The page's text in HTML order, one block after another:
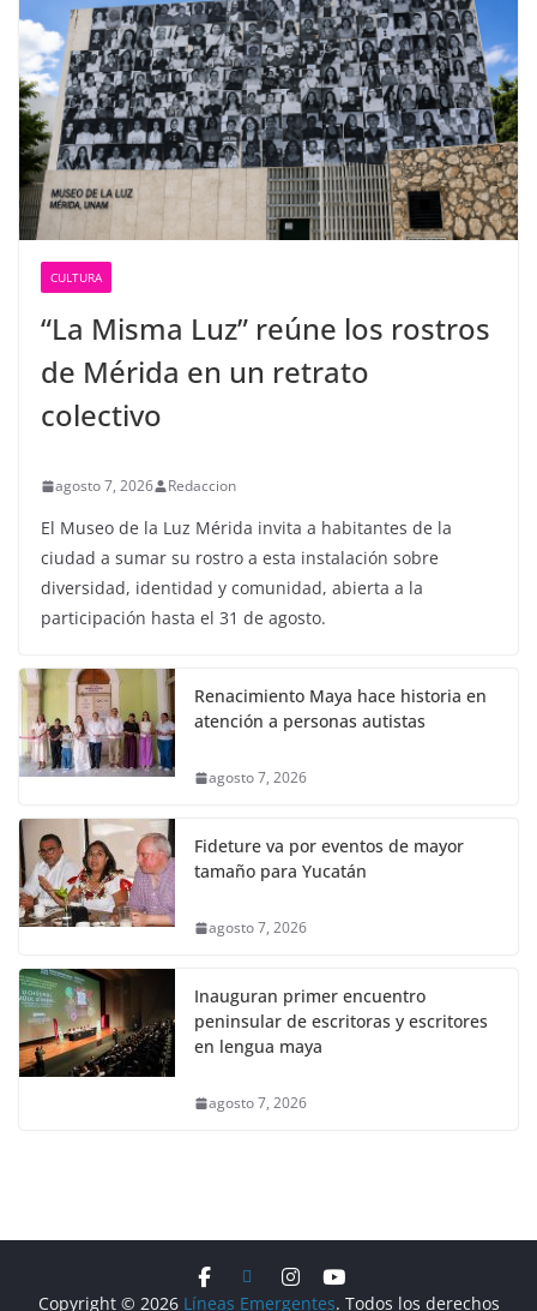
CULTURA
“La Misma Luz” reúne los rostros
de Mérida en un retrato
colectivo
agosto 7, 2026 Redaccion
El Museo de la Luz Mérida invita a habitantes de la
ciudad a sumar su rostro a esta instalación sobre
diversidad, identidad y comunidad, abierta a la
participación hasta el 31 de agosto.
Renacimiento Maya hace historia en
atención a personas autistas
agosto 7, 2026
Fideture va por eventos de mayor
tamaño para Yucatán
agosto 7, 2026
Inauguran primer encuentro
peninsular de escritoras y escritores
en lengua maya
agosto 7, 2026
Copyright © 2026 Líneas Emergentes. Todos los derechos